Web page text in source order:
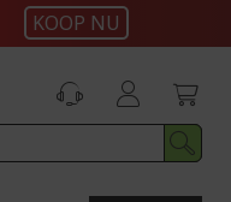
KOOP NU